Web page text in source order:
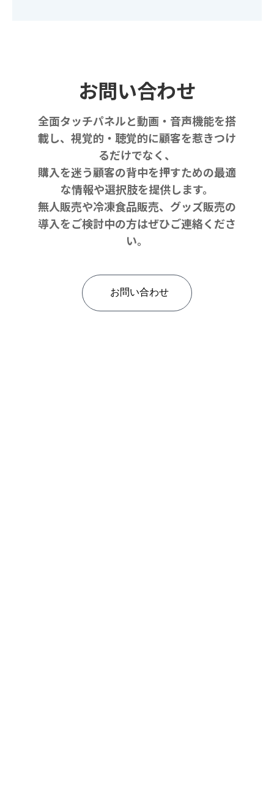
お問い合わせ
全面タッチパネルと動画・音声機能を搭
載し、視覚的・聴覚的に顧客を惹きつけ
るだけでなく、
購入を迷う顧客の背中を押すための最適
な情報や選択肢を提供します。
無人販売や冷凍食品販売、グッズ販売の
導入をご検討中の方はぜひご連絡くださ
い。
お問い合わせ